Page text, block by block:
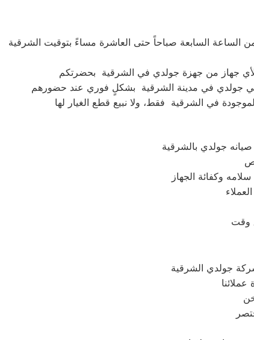
الساعة السابعة صباحاً حتى العاشرة مساءً بتوقيت الشرقية
جولدي بالشرقية
جولدي الشرقية